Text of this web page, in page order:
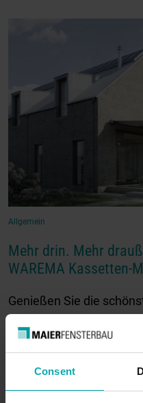
Consent
Allgemein
Mehr drin. Mehr
WAREMA Kassetten-
Genießen Sie die
Beim Kauf einer
Mehr lesen